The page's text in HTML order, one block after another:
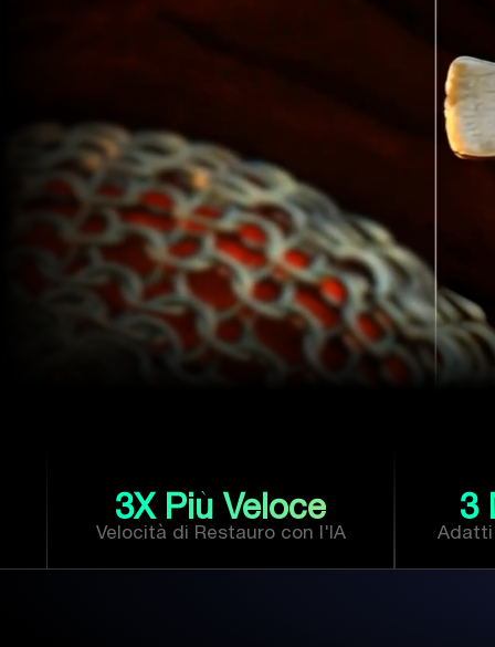
3X Più Veloce
Velocità di Restauro con l'IA
3
Adatti